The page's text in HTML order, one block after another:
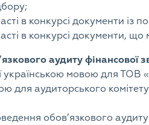
в конкурсі документи із
в конкурсі документи, що
аудиту фінансової
українською мовою для ТОВ
для аудиторського
обов’язкового